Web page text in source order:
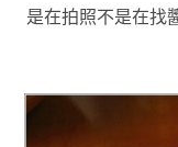
是在拍照不是在找